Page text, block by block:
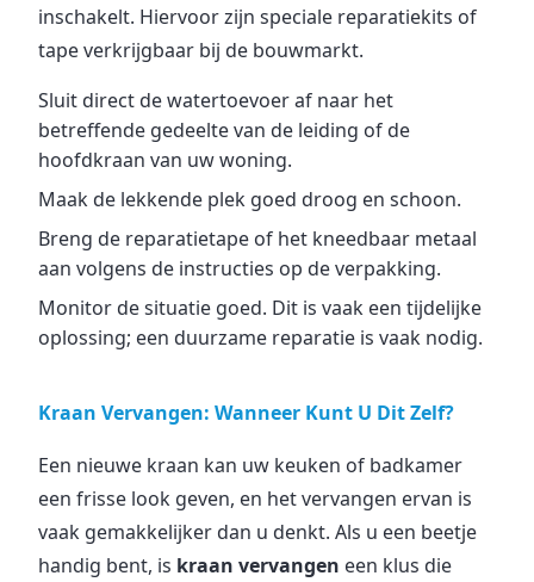
inschakelt. Hiervoor zijn speciale reparatiekits of
tape verkrijgbaar bij de bouwmarkt.
Sluit direct de watertoevoer af naar het
betreffende gedeelte van de leiding of de
hoofdkraan van uw woning.
Maak de lekkende plek goed droog en schoon.
Breng de reparatietape of het kneedbaar metaal
aan volgens de instructies op de verpakking.
Monitor de situatie goed. Dit is vaak een tijdelijke
oplossing; een duurzame reparatie is vaak nodig.
Kraan Vervangen: Wanneer Kunt U Dit Zelf?
Een nieuwe kraan kan uw keuken of badkamer
een frisse look geven, en het vervangen ervan is
vaak gemakkelijker dan u denkt. Als u een beetje
handig bent, is kraan vervangen een klus die